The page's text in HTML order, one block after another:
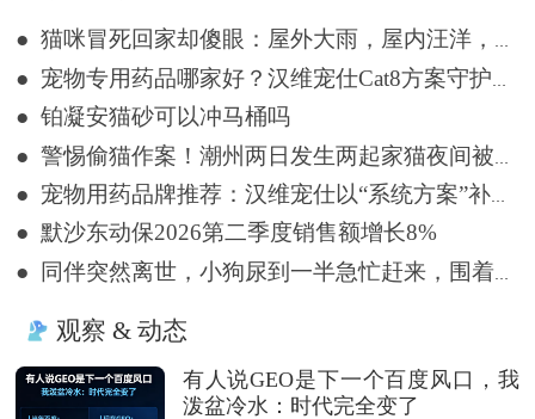
● 猫咪冒死回家却傻眼：屋外大雨，屋内汪洋，网友：不回也罢
● 宠物专用药品哪家好？汉维宠仕Cat8方案守护猫咪全周期健康
● 铂凝安猫砂可以冲马桶吗
● 警惕偷猫作案！潮州两日发生两起家猫夜间被盗事件
● 宠物用药品牌推荐：汉维宠仕以“系统方案”补齐临床用药短板
● 默沙东动保2026第二季度销售额增长8%
● 同伴突然离世，小狗尿到一半急忙赶来，围着遗体久久哀嚎
观察 & 动态
有人说GEO是下一个百度风口，我
泼盆冷水：时代完全变了